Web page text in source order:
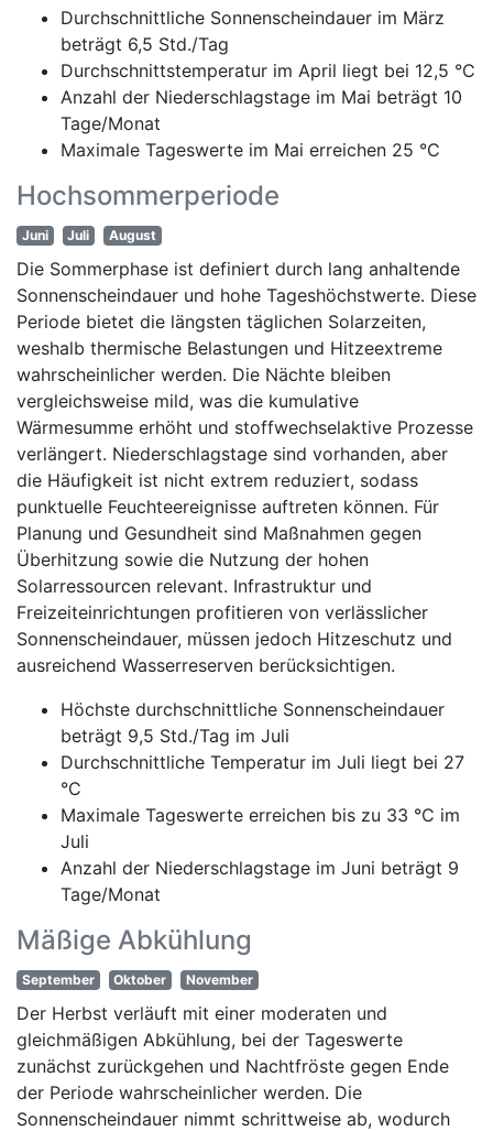
Durchschnittliche Sonnenscheindauer im März
beträgt 6,5 Std./Tag
Durchschnittstemperatur im April liegt bei 12,5 °C
Anzahl der Niederschlagstage im Mai beträgt 10
Tage/Monat
Maximale Tageswerte im Mai erreichen 25 °C
Hochsommerperiode
Juni Juli August
Die Sommerphase ist definiert durch lang anhaltende
Sonnenscheindauer und hohe Tageshöchstwerte. Diese
Periode bietet die längsten täglichen Solarzeiten,
weshalb thermische Belastungen und Hitzeextreme
wahrscheinlicher werden. Die Nächte bleiben
vergleichsweise mild, was die kumulative
Wärmesumme erhöht und stoffwechselaktive Prozesse
verlängert. Niederschlagstage sind vorhanden, aber
die Häufigkeit ist nicht extrem reduziert, sodass
punktuelle Feuchteereignisse auftreten können. Für
Planung und Gesundheit sind Maßnahmen gegen
Überhitzung sowie die Nutzung der hohen
Solarressourcen relevant. Infrastruktur und
Freizeiteinrichtungen profitieren von verlässlicher
Sonnenscheindauer, müssen jedoch Hitzeschutz und
ausreichend Wasserreserven berücksichtigen.
Höchste durchschnittliche Sonnenscheindauer
beträgt 9,5 Std./Tag im Juli
Durchschnittliche Temperatur im Juli liegt bei 27
°C
Maximale Tageswerte erreichen bis zu 33 °C im
Juli
Anzahl der Niederschlagstage im Juni beträgt 9
Tage/Monat
Mäßige Abkühlung
September Oktober November
Der Herbst verläuft mit einer moderaten und
gleichmäßigen Abkühlung, bei der Tageswerte
zunächst zurückgehen und Nachtfröste gegen Ende
der Periode wahrscheinlicher werden. Die
Sonnenscheindauer nimmt schrittweise ab, wodurch